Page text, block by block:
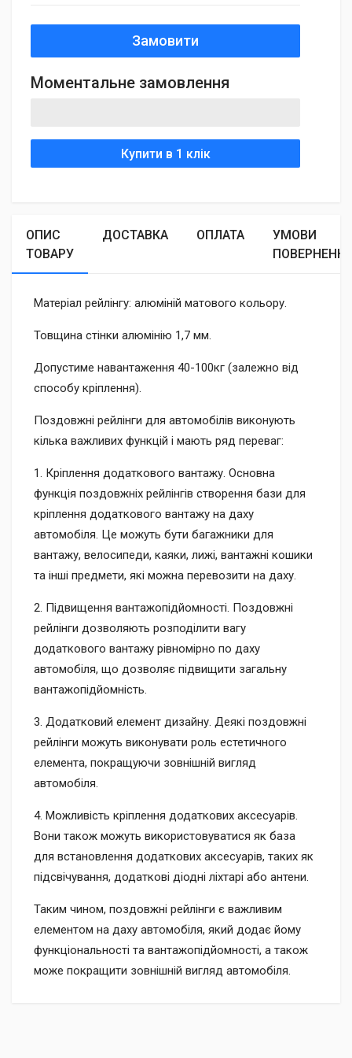
Замовити
Моментальне замовлення
Купити в 1 клік
ОПИС
ТОВАРУ
ДОСТАВКА ОПЛАТА
УМОВИ
Матеріал рейлінгу: алюміній матового кольору.
Товщина стінки алюмінію 1,7 мм.
Допустиме навантаження 40-100кг (залежно від
способу кріплення).
Поздовжні рейлінги для автомобілів виконують
кілька важливих функцій і мають ряд переваг:
1. Кріплення додаткового вантажу. Основна
функція поздовжніх рейлінгів створення бази для
кріплення додаткового вантажу на даху
автомобіля. Це можуть бути багажники для
вантажу, велосипеди, каяки, лижі, вантажні кошики
та інші предмети, які можна перевозити на даху.
2. Підвищення вантажопідйомності. Поздовжні
рейлінги дозволяють розподілити вагу
додаткового вантажу рівномірно по даху
автомобіля, що дозволяє підвищити загальну
вантажопідйомність.
3. Додатковий елемент дизайну. Деякі поздовжні
рейлінги можуть виконувати роль естетичного
елемента, покращуючи зовнішній вигляд
автомобіля.
4. Можливість кріплення додаткових аксесуарів.
Вони також можуть використовуватися як база
для встановлення додаткових аксесуарів, таких як
підсвічування, додаткові діодні ліхтарі або антени.
Таким чином, поздовжні рейлінги є важливим
елементом на даху автомобіля, який додає йому
функціональності та вантажопідйомності, а також
може покращити зовнішній вигляд автомобіля.